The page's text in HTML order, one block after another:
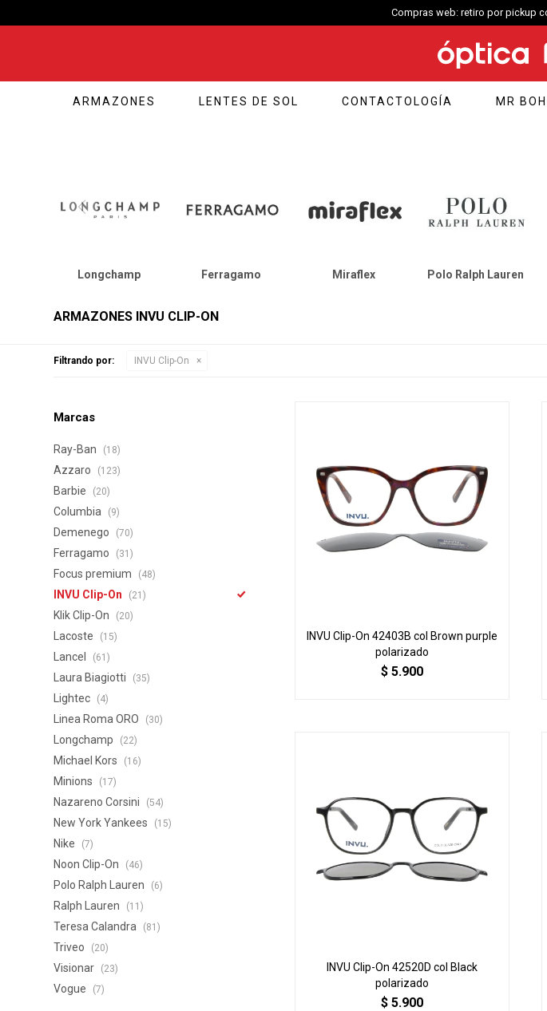
Compras web: retiro por pickup
ARMAZONES LENTES DE SOL CONTACTOLOGÍA MR
Longchamp Ferragamo Miraflex Polo Ralph Lauren
ARMAZONES INVU CLIP-ON
Filtrando por: INVU Clip-On
INVU Clip-On 42403B col Brown purple
polarizado
$ 5.900
INVU Clip-On 42520D col Black
polarizado
$ 5.900
Marcas
Azzaro (123)
Barbie (20)
Columbia (9)
Demenego (70)
Ferragamo (31)
Focus premium (48)
INVU Clip-On (21)
Klik Clip-On (20)
Lacoste (15)
Lancel (61)
Laura Biagiotti (35)
Lightec (4)
Linea Roma ORO (30)
Longchamp (22)
Michael Kors (16)
Minions (17)
Nazareno Corsini (54)
New York Yankees (15)
Nike (7)
Noon Clip-On (46)
Polo Ralph Lauren (6)
Ralph Lauren (11)
Ray-Ban (18)
Teresa Calandra (81)
Triveo (20)
Visionar (23)
Vogue (7)